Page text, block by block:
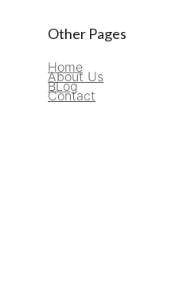
Other Pages
Home
About Us
BLog
Contact